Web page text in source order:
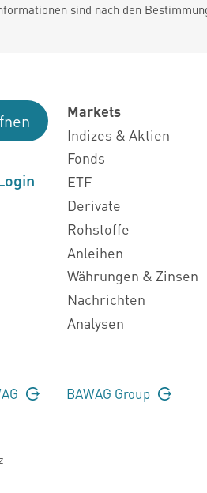
sind nach den
Markets
Indizes & Aktien
Fonds
ETF
Derivate
Rohstoffe
Anleihen
Währungen & Zinsen
Nachrichten
Analysen
BAWAG Group